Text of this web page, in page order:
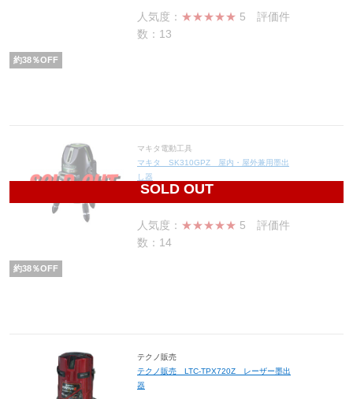
人気度： ★★★★★ 5 評価件
数：13
約38％OFF
SOLD OUT
マキタ電動工具
マキタ SK310GPZ 屋内・屋外兼用墨出
し器
109,740
人気度： ★★★★★ 5 評価件
数：14
約38％OFF
テクノ販売
テクノ販売 LTC-TPX720Z レーザー墨出
器